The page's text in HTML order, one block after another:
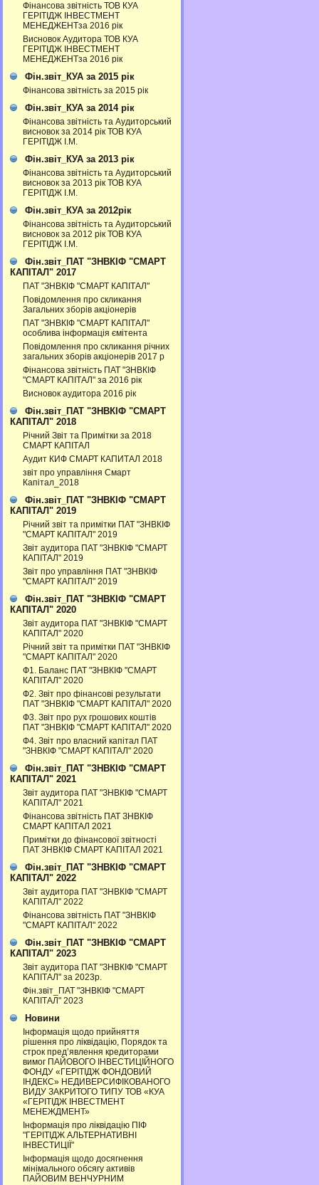
Фінансова звітність ТОВ КУА
ГЕРІТІДЖ ІНВЕСТМЕНТ
МЕНЕДЖЕНТза 2016 рік
Висновок Аудитора ТОВ КУА
ГЕРІТІДЖ ІНВЕСТМЕНТ
МЕНЕДЖЕНТза 2016 рік
Фін.звіт_КУА за 2015 рік
Фінансова звітність за 2015 рік
Фін.звіт_КУА за 2014 рік
Фінансова звітність та Аудиторський
висновок за 2014 рік ТОВ КУА
ГЕРІТІДЖ І.М.
Фін.звіт_КУА за 2013 рік
Фінансова звітність та Аудиторський
висновок за 2013 рік ТОВ КУА
ГЕРІТІДЖ І.М.
Фін.звіт_КУА за 2012рік
Фінансова звітність та Аудиторський
висновок за 2012 рік ТОВ КУА
ГЕРІТІДЖ І.М.
Фін.звіт_ПАТ "ЗНВКІФ "СМАРТ
КАПІТАЛ" 2017
ПАТ "ЗНВКІФ "СМАРТ КАПІТАЛ"
Повідомлення про скликання
Загальних зборів акціонерів
ПАТ "ЗНВКІФ "СМАРТ КАПІТАЛ"
особлива інформація ємітента
Повідомлення про скликання річних
загальних зборів акціонерів 2017 р
Фінансова звітність ПАТ "ЗНВКІФ
"СМАРТ КАПІТАЛ" за 2016 рік
Висновок аудитора 2016 рік
Фін.звіт_ПАТ "ЗНВКІФ "СМАРТ
КАПІТАЛ" 2018
Річний Звіт та Примітки за 2018
СМАРТ КАПІТАЛ
Аудит КИФ СМАРТ КАПИТАЛ 2018
звіт про управління Смарт
Капітал_2018
Фін.звіт_ПАТ "ЗНВКІФ "СМАРТ
КАПІТАЛ" 2019
Річний звіт та примітки ПАТ "ЗНВКІФ
"СМАРТ КАПІТАЛ" 2019
Звіт аудитора ПАТ "ЗНВКІФ "СМАРТ
КАПІТАЛ" 2019
Звіт про управління ПАТ "ЗНВКІФ
"СМАРТ КАПІТАЛ" 2019
Фін.звіт_ПАТ "ЗНВКІФ "СМАРТ
КАПІТАЛ" 2020
Звіт аудитора ПАТ "ЗНВКІФ "СМАРТ
КАПІТАЛ" 2020
Річний звіт та примітки ПАТ "ЗНВКІФ
"СМАРТ КАПІТАЛ" 2020
Ф1. Баланс ПАТ "ЗНВКІФ "СМАРТ
КАПІТАЛ" 2020
Ф2. Звіт про фінансові результати
ПАТ "ЗНВКІФ "СМАРТ КАПІТАЛ" 2020
Ф3. Звiт про рух грошових коштiв
ПАТ "ЗНВКІФ "СМАРТ КАПІТАЛ" 2020
Ф4. Звіт про власний капітал ПАТ
"ЗНВКІФ "СМАРТ КАПІТАЛ" 2020
Фін.звіт_ПАТ "ЗНВКІФ "СМАРТ
КАПІТАЛ" 2021
Звіт аудитора ПАТ "ЗНВКІФ "СМАРТ
КАПІТАЛ" 2021
Фінансова звітність ПАТ ЗНВКІФ
СМАРТ КАПІТАЛ 2021
Примітки до фінансової звітності
ПАТ ЗНВКІФ СМАРТ КАПІТАЛ 2021
Фін.звіт_ПАТ "ЗНВКІФ "СМАРТ
КАПІТАЛ" 2022
Звіт аудитора ПАТ "ЗНВКІФ "СМАРТ
КАПІТАЛ" 2022
Фінансова звітність ПАТ "ЗНВКІФ
"СМАРТ КАПІТАЛ" 2022
Фін.звіт_ПАТ "ЗНВКІФ "СМАРТ
КАПІТАЛ" 2023
Звіт аудитора ПАТ "ЗНВКІФ "СМАРТ
КАПІТАЛ" за 2023р.
Фін.звіт_ПАТ "ЗНВКІФ "СМАРТ
КАПІТАЛ" 2023
Новини
Інформація щодо прийняття
рішення про ліквідацію, Порядок та
строк пред’явлення кредиторами
вимог ПАЙОВОГО ІНВЕСТИЦІЙНОГО
ФОНДУ «ГЕРІТІДЖ ФОНДОВИЙ
ІНДЕКС» НЕДИВЕРСИФІКОВАНОГО
ВИДУ ЗАКРИТОГО ТИПУ ТОВ «КУА
«ГЕРІТІДЖ ІНВЕСТМЕНТ
МЕНЕЖДМЕНТ»
Інформація про ліквідацію ПІФ
"ГЕРІТІДЖ АЛЬТЕРНАТИВНІ
ІНВЕСТИЦІЇ"
Інформація щодо досягнення
мінімального обсягу активів
ПАЙОВИМ ВЕНЧУРНИМ